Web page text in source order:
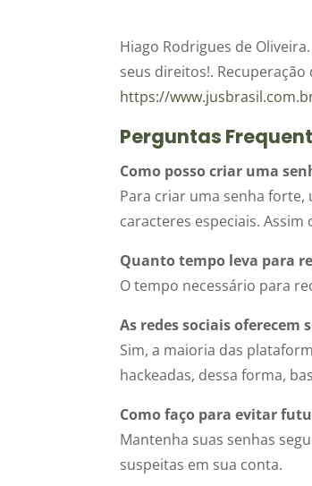
Hiago Rodrigues de Oliveira.
seus direitos!. Recuperação
https://
Perguntas
Como posso criar uma
Para criar uma senha
caracteres especiais.
Quanto tempo leva para
O tempo necessário para
As redes sociais oferecem
Sim, a maioria das
hackeadas, dessa forma,
Como faço para evitar
Mantenha suas senhas
suspeitas em sua conta.